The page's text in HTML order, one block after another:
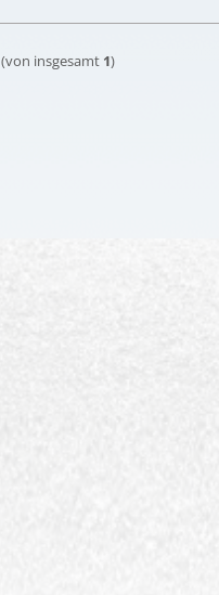
(von insgesamt 1)